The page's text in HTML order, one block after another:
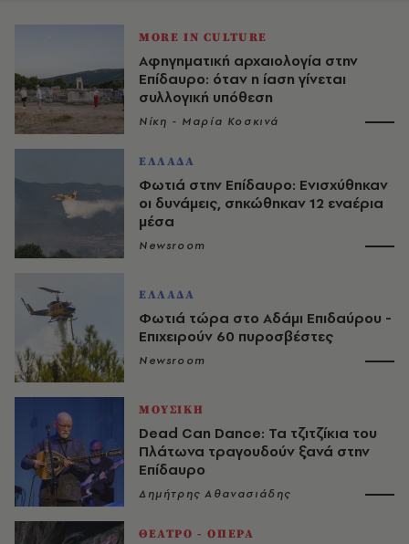
MORE IN CULTURE
Αφηγηματική αρχαιολογία στην
Επίδαυρο: όταν η ίαση γίνεται
συλλογική υπόθεση
Νίκη - Μαρία Κοσκινά
ΕΛΛΑΔΑ
Φωτιά στην Επίδαυρο: Ενισχύθηκαν
οι δυνάμεις, σηκώθηκαν 12 εναέρια
μέσα
Newsroom
ΕΛΛΑΔΑ
Φωτιά τώρα στο Αδάμι Επιδαύρου -
Eπιχειρούν 60 πυροσβέστες
Newsroom
ΜΟΥΣΙΚΗ
Dead Can Dance: Τα τζιτζίκια του
Πλάτωνα τραγουδούν ξανά στην
Επίδαυρο
Δημήτρης Αθανασιάδης
ΘΕΑΤΡΟ - ΟΠΕΡΑ